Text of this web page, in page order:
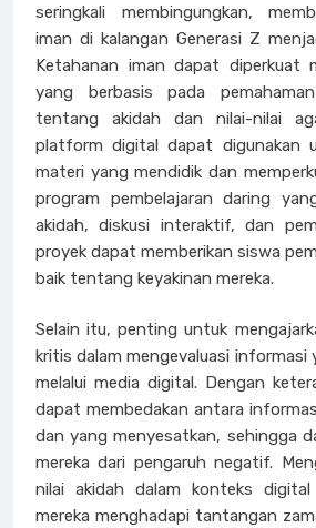
seringkali membingungkan,
iman di kalangan Generasi Z
Ketahanan iman dapat diperkuat
yang berbasis pada
tentang akidah dan nilai-nilai
platform digital dapat digunakan
materi yang mendidik dan
program pembelajaran daring
akidah, diskusi interaktif, dan
proyek dapat memberikan siswa
baik tentang keyakinan mereka.
Selain itu, penting untuk
kritis dalam mengevaluasi informasi
melalui media digital. Dengan
dapat membedakan antara
dan yang menyesatkan, sehingga
mereka dari pengaruh negatif.
nilai akidah dalam konteks
mereka menghadapi tantangan